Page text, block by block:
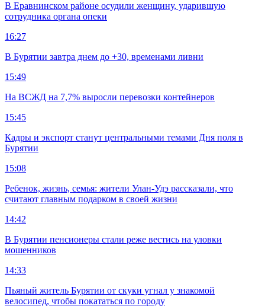
В Еравнинском районе осудили женщину, ударившую
сотрудника органа опеки
16:27
В Бурятии завтра днем до +30, временами ливни
15:49
На ВСЖД на 7,7% выросли перевозки контейнеров
15:45
Кадры и экспорт станут центральными темами Дня поля в
Бурятии
15:08
Ребенок, жизнь, семья: жители Улан-Удэ рассказали, что
считают главным подарком в своей жизни
14:42
В Бурятии пенсионеры стали реже вестись на уловки
мошенников
14:33
Пьяный житель Бурятии от скуки угнал у знакомой
велосипед, чтобы покататься по городу